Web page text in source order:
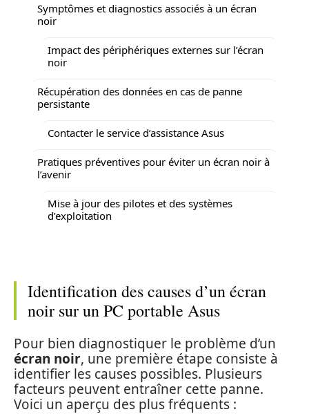
Symptômes et diagnostics associés à un écran
noir
Impact des périphériques externes sur l’écran
noir
Récupération des données en cas de panne
persistante
Contacter le service d’assistance Asus
Pratiques préventives pour éviter un écran noir à
l’avenir
Mise à jour des pilotes et des systèmes
d’exploitation
Identification des causes d’un écran
noir sur un PC portable Asus
Pour bien diagnostiquer le problème d’un
écran noir, une première étape consiste à
identifier les causes possibles. Plusieurs
facteurs peuvent entraîner cette panne.
Voici un aperçu des plus fréquents :